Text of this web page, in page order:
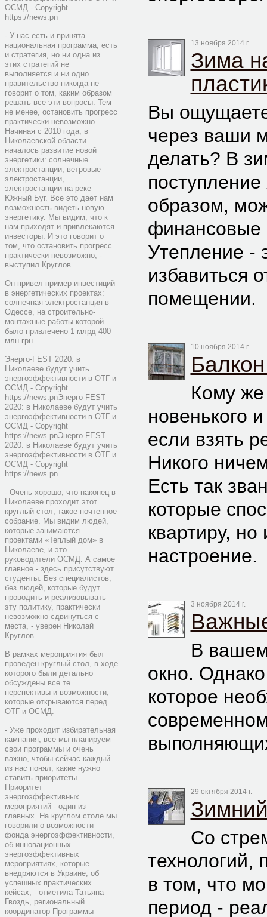
ОСМД - Copyright
https://news.pn
- У нас есть и принята
национальная программа, есть
и стратегия, но ни одна из
этих стратегий не
выполняется и ни одно
правительство никогда не
говорит о том, каким образом
решать все эти вопросы. Тем
не менее, остановить прогресс
практически невозможно.
Начиная с 2010 года, в
Николаевской области
началось развитие новой
энергетики: солнечные
электростанции, ветровые
электростанции,
электростанции на реке
Южный Буг. Все это дает нам
возможность видеть новую
энергетику. Мы видим, что к
нам приходят и привлекаются
инвесторы. И это говорит о
том, что остановить прогресс
практически невозможно, -
выступил Круглов.
Он привел пример инвестиций
в энергетических проектах:
солнечная электростанция в
Одессе, на строительно-
монтажные работы которой
было привлечено 1 млрд 400
млн грн.
Энерго-FEST 2020: в
Николаеве будут учить
энергоэффективности в ОТГ и
ОСМД - Copyright
https://news.pnЭнерго-FEST
2020: в Николаеве будут учить
энергоэффективности в ОТГ и
ОСМД - Copyright
https://news.pnЭнерго-FEST
2020: в Николаеве будут учить
энергоэффективности в ОТГ и
ОСМД - Copyright
https://news.pn
- Очень хорошо, что наконец в
Николаеве проходит этот
круглый стол, такое почтенное
собрание. Мы видим людей,
которые занимаются
проектами «Теплый дом» в
Николаеве, и это
руководители ОСМД. А самое
главное - здесь присутствуют
студенты. Без специалистов,
без людей, которые будут
проводить и реализовывать
эту политику, практически
невозможно сдвинуться с
места, - уверен Николай
Круглов.
В рамках мероприятия был
проведен круглый стол, в ходе
которого были детально
обсуждены все те
перспективы и возможности,
которые открываются перед
ОТГ и ОСМД.
- Уже проходит избирательная
кампания, все мы планируем
свои программы и очень
важно, чтобы сейчас каждый
из нас понял, какие нужно
ставить приоритеты.
Приоритет
энергоэффективных
мероприятий - один из
главных. На круглом столе мы
говорили о возможности
фонда энергоэффективности,
об инновационных
энергоэффективных
мероприятиях, которые
внедряются в Украине, об
успешных практических
кейсах, - отметила Татьяна
Гвоздь, региональный
координатор Программы
13 ноября 2014 г.
Зима
Вы
через ваши
делать? В
образом,
финансовые
Утепление -
избавиться
помещении.
10 ноября 2014 г.
Кому же
новенького
если взять
Никого
Есть так
которые
квартиру, но
настроение.
3 ноября 2014 г.
В
окно.
которое
29 октября 2014 г.
Со
технологий,
в том, что
период -